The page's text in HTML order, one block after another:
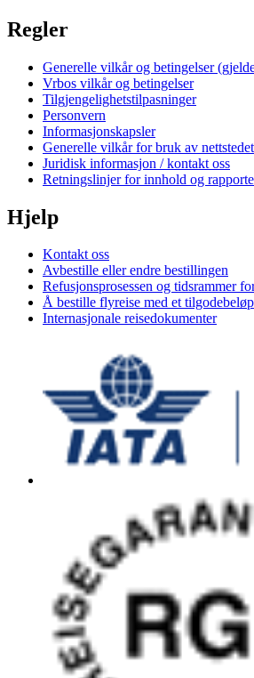
Regler
Generelle vilkår og betingelser
Vrbos vilkår og betingelser
Tilgjengelighetstilpasninger
Personvern
Informasjonskapsler
Generelle vilkår for bruk av nettstedet
Juridisk informasjon / kontakt oss
Retningslinjer for innhold og
Hjelp
Kontakt oss
Avbestille eller endre bestillingen
Refusjonsprosessen og tidsrammer
Å bestille flyreise med et tilgodebeløp
Internasjonale reisedokumenter